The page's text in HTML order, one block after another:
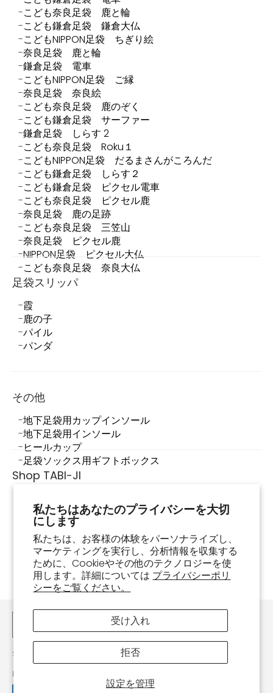
私たちはあなたのプライバシーを大切
にします
私たちは、お客様の体験をパーソナライズし、
マーケティングを実行し、分析情報を収集する
ために、Cookieやその他のテクノロジーを使
用します。詳細については プライバシーポリ
シーをご覧ください。
設定を管理
受け入れ
拒否
こども奈良足袋 鹿と輪
こども鎌倉足袋 鎌倉大仏
こどもNIPPON足袋 ちぎり絵
奈良足袋 鹿と輪
鎌倉足袋 電車
こどもNIPPON足袋 ご縁
奈良足袋 奈良絵
こども奈良足袋 鹿のぞく
こども鎌倉足袋 サーファー
鎌倉足袋 しらす 2
こども奈良足袋 Roku１
こどもNIPPON足袋 だるまさんがころんだ
こども鎌倉足袋 しらす２
こども鎌倉足袋 ピクセル電車
こども奈良足袋 ピクセル鹿
奈良足袋 鹿の足跡
こども奈良足袋 三笠山
奈良足袋 ピクセル鹿
NIPPON足袋 ピクセル大仏
こども奈良足袋 奈良大仏
足袋スリッパ
霞
鹿の子
パイル
パンダ
その他
地下足袋用カップインソール
地下足袋用インソール
ヒールカップ
足袋ソックス用ギフトボックス
Shop TABI-JI
店舗情報
足袋スニーカーって何？
足袋スニーカーの履き方・お手入れ方法
よくあるご質問
お買い物ガイド
注文確認
お問い合わせ
Shop TABI-JI
Powered by Shopify